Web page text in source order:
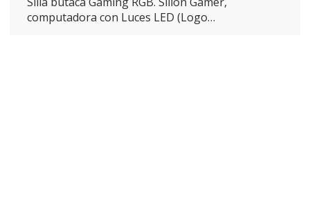
computadora con Luces LED (Logo…